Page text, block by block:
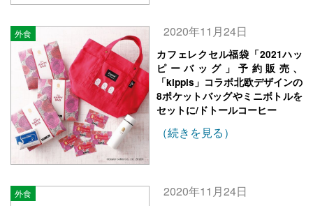
外食 2020年11月24日
カフェレクセル福袋「2021ハッ
ピーバッグ」予約販売、
「kippis」コラボ北欧デザインの
8ポケットバッグやミニボトルを
セットに/ドトールコーヒー
（続きを見る）
外食 2020年11月24日